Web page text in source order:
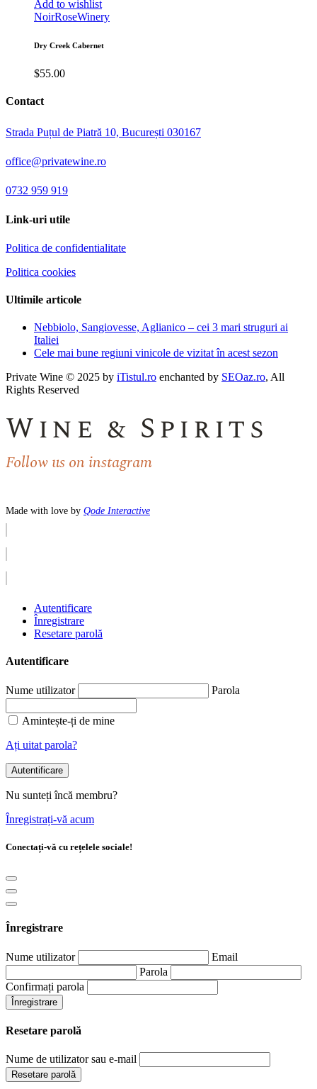
Add to wishlist
NoirRoseWinery
Dry Creek Cabernet
$55.00
Contact
Strada Puțul de Piatră 10, București 030167
office@privatewine.ro
0732 959 919
Link-uri utile
Politica de confidentialitate
Politica cookies
Ultimile articole
Nebbiolo, Sangiovesse, Aglianico – cei 3 mari struguri ai
Italiei
Cele mai bune regiuni vinicole de vizitat în acest sezon
Private Wine © 2025 by iTistul.ro enchanted by SEOaz.ro, All
Rights Reserved
Wine & Spirits
Follow us on instagram
Made with love by Qode Interactive
Autentificare
Înregistrare
Resetare parolă
Autentificare
Nume utilizator Parola
Amintește-ți de mine
Ați uitat parola?
Autentificare
Nu sunteți încă membru?
Înregistrați-vă acum
Conectați-vă cu rețelele sociale!
Înregistrare
Nume utilizator
Email
Parola
Confirmați parola
Înregistrare
Resetare parolă
Nume de utilizator sau e-mail
Resetare parolă